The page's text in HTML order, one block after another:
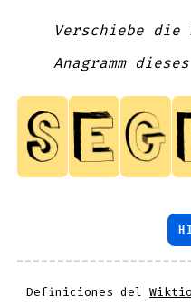
Verschiebe die
Anagramm
Definiciones del